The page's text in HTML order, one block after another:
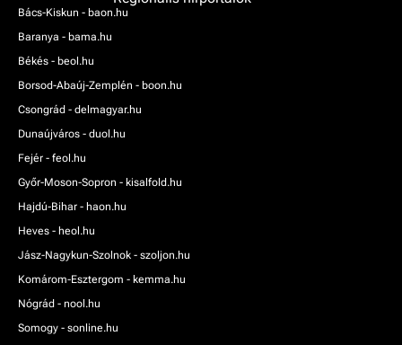
Bács-Kiskun - baon.hu
Baranya - bama.hu
Békés - beol.hu
Borsod-Abaúj-Zemplén - boon.hu
Csongrád - delmagyar.hu
Dunaújváros - duol.hu
Fejér - feol.hu
Győr-Moson-Sopron - kisalfold.hu
Hajdú-Bihar - haon.hu
Heves - heol.hu
Jász-Nagykun-Szolnok - szoljon.hu
Komárom-Esztergom - kemma.hu
Nógrád - nool.hu
Somogy - sonline.hu